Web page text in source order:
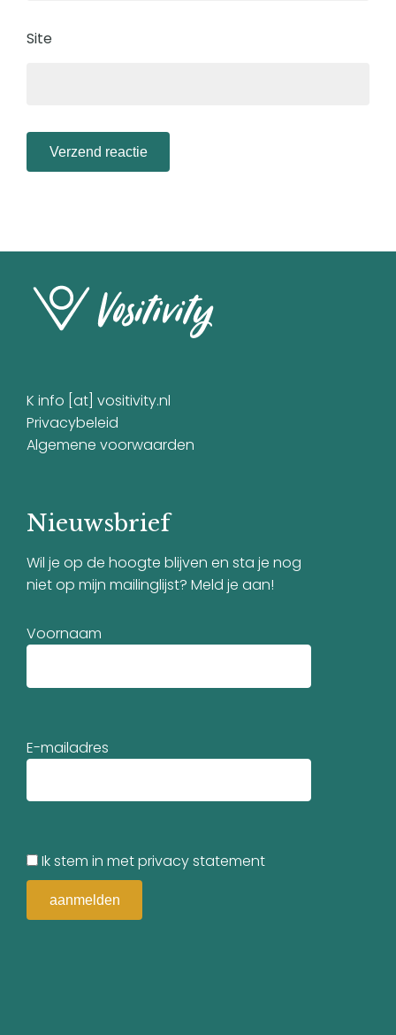
Site
K info [at] vositivity.nl
Privacybeleid
Algemene voorwaarden
Nieuwsbrief
Wil je op de hoogte blijven en sta je nog
niet op mijn mailinglijst? Meld je aan!
Voornaam
E-mailadres
Ik stem in met privacy statement